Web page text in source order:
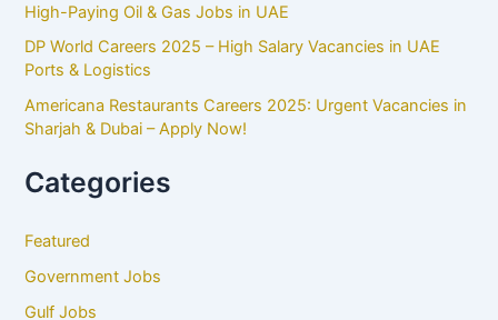
High-Paying Oil & Gas Jobs in UAE
DP World Careers 2025 – High Salary Vacancies in UAE
Ports & Logistics
Americana Restaurants Careers 2025: Urgent Vacancies in
Sharjah & Dubai – Apply Now!
Categories
Featured
Government Jobs
Gulf Jobs